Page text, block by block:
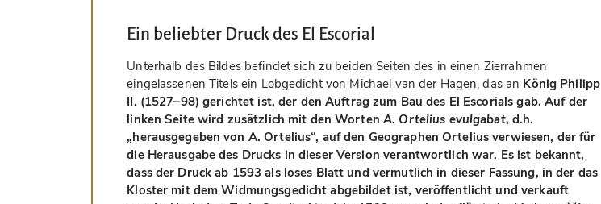
Ein beliebter Druck des El Escorial
Unterhalb des Bildes befindet sich zu beiden Seiten des in einen Zierrahmen
eingelassenen Titels ein Lobgedicht von Michael van der Hagen, das an König Philipp
II. (1527–98) gerichtet ist, der den Auftrag zum Bau des El Escorials gab. Auf der
linken Seite wird zusätzlich mit den Worten A. Ortelius evulgabat, d.h.
„herausgegeben von A. Ortelius“, auf den Geographen Ortelius verwiesen, der für
die Herausgabe des Drucks in dieser Version verantwortlich war. Es ist bekannt,
dass der Druck ab 1593 als loses Blatt und vermutlich in dieser Fassung, in der das
Kloster mit dem Widmungsgedicht abgebildet ist, veröffentlicht und verkauft